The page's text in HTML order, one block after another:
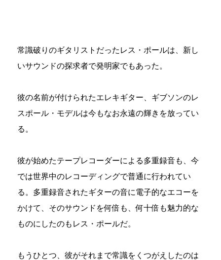
常識破りのギタリストだったレス・ポールは、新し
いサウンドの探求者で発明家でもあった。
彼の名前が付けられたエレキギター、ギブソンのレ
スポール・モデルは今もなお永遠の輝きを放ってい
る。
彼が始めたテープレコーダーによる多重録音も、今
では世界中のレコーディングで普通に行われてい
る。多重録音されたギターの音に電子的なエコーを
かけて、そのサウンドを何倍も、何十倍も魅力的な
ものにしたのもレス・ポールだ。
もうひとつ、彼がそれまで常識をくつがえしたのは